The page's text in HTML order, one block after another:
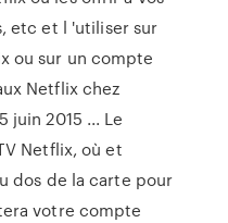
etc et l 'utiliser sur
ou sur un compte
Netflix chez
juin 2015 ... Le
Netflix, où et
dos de la carte pour
votre compte